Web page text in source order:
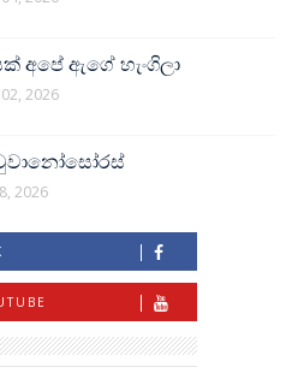
අපේ ඇගේ හැංගිලා
2026
2026